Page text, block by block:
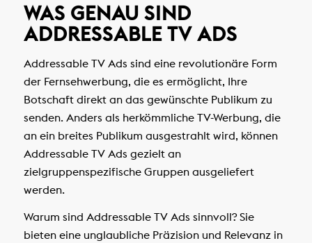
WAS GENAU SIND
ADDRESSABLE TV ADS
Addressable TV Ads sind eine revolutionäre Form
der Fernsehwerbung, die es ermöglicht, Ihre
Botschaft direkt an das gewünschte Publikum zu
senden. Anders als herkömmliche TV-Werbung, die
an ein breites Publikum ausgestrahlt wird, können
Addressable TV Ads gezielt an
zielgruppenspezifische Gruppen ausgeliefert
werden.
Warum sind Addressable TV Ads sinnvoll? Sie
bieten eine unglaubliche Präzision und Relevanz in